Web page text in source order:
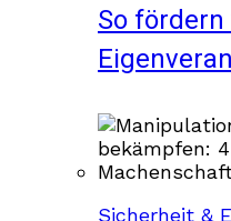
So
Sicherheit &